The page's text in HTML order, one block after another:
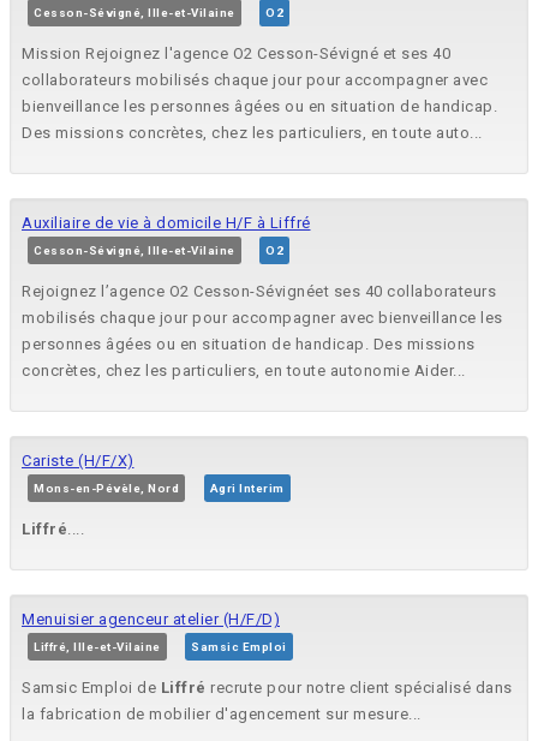
Cesson-Sévigné, Ille-et-Vilaine O2
Mission Rejoignez l'agence O2 Cesson-Sévigné et ses 40
collaborateurs mobilisés chaque jour pour accompagner avec
bienveillance les personnes âgées ou en situation de handicap.
Des missions concrètes, chez les particuliers, en toute auto...
Auxiliaire de vie à domicile H/F à Liffré
Cesson-Sévigné, Ille-et-Vilaine O2
Rejoignez l’agence O2 Cesson-Sévignéet ses 40 collaborateurs
mobilisés chaque jour pour accompagner avec bienveillance les
personnes âgées ou en situation de handicap. Des missions
concrètes, chez les particuliers, en toute autonomie Aider...
Cariste (H/F/X)
Mons-en-Pévèle, Nord Agri Interim
Liffré....
Menuisier agenceur atelier (H/F/D)
Liffré, Ille-et-Vilaine Samsic Emploi
Samsic Emploi de Liffré recrute pour notre client spécialisé dans
la fabrication de mobilier d'agencement sur mesure...